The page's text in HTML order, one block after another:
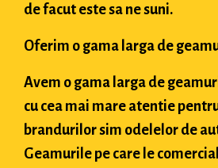
de facut este sa ne suni.
Oferim o gama larga de
Avem o gama larga de
cu cea mai mare atentie
brandurilor sim odelelor de
Geamurile pe care le